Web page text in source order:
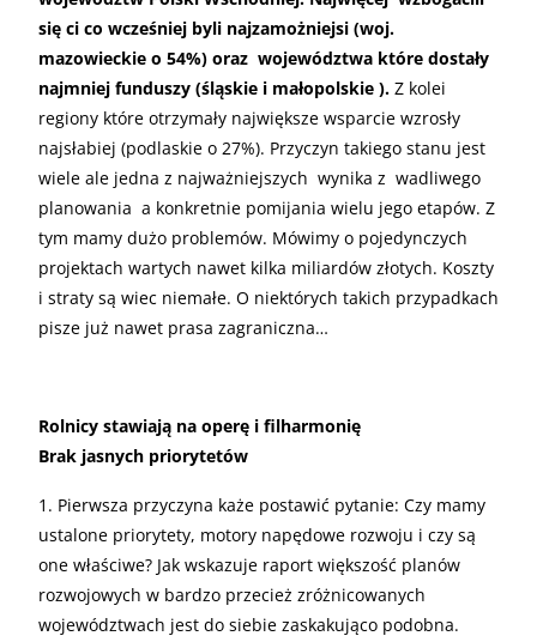
się ci co wcześniej byli najzamożniejsi (woj.
mazowieckie o 54%) oraz województwa które dostały
najmniej funduszy (śląskie i małopolskie ). Z kolei
regiony które otrzymały największe wsparcie wzrosły
najsłabiej (podlaskie o 27%). Przyczyn takiego stanu jest
wiele ale jedna z najważniejszych wynika z wadliwego
planowania a konkretnie pomijania wielu jego etapów. Z
tym mamy dużo problemów. Mówimy o pojedynczych
projektach wartych nawet kilka miliardów złotych. Koszty
i straty są wiec niemałe. O niektórych takich przypadkach
pisze już nawet prasa zagraniczna…
Rolnicy stawiają na operę i filharmonię
Brak jasnych priorytetów
1. Pierwsza przyczyna każe postawić pytanie: Czy mamy
ustalone priorytety, motory napędowe rozwoju i czy są
one właściwe? Jak wskazuje raport większość planów
rozwojowych w bardzo przecież zróżnicowanych
województwach jest do siebie zaskakująco podobna.